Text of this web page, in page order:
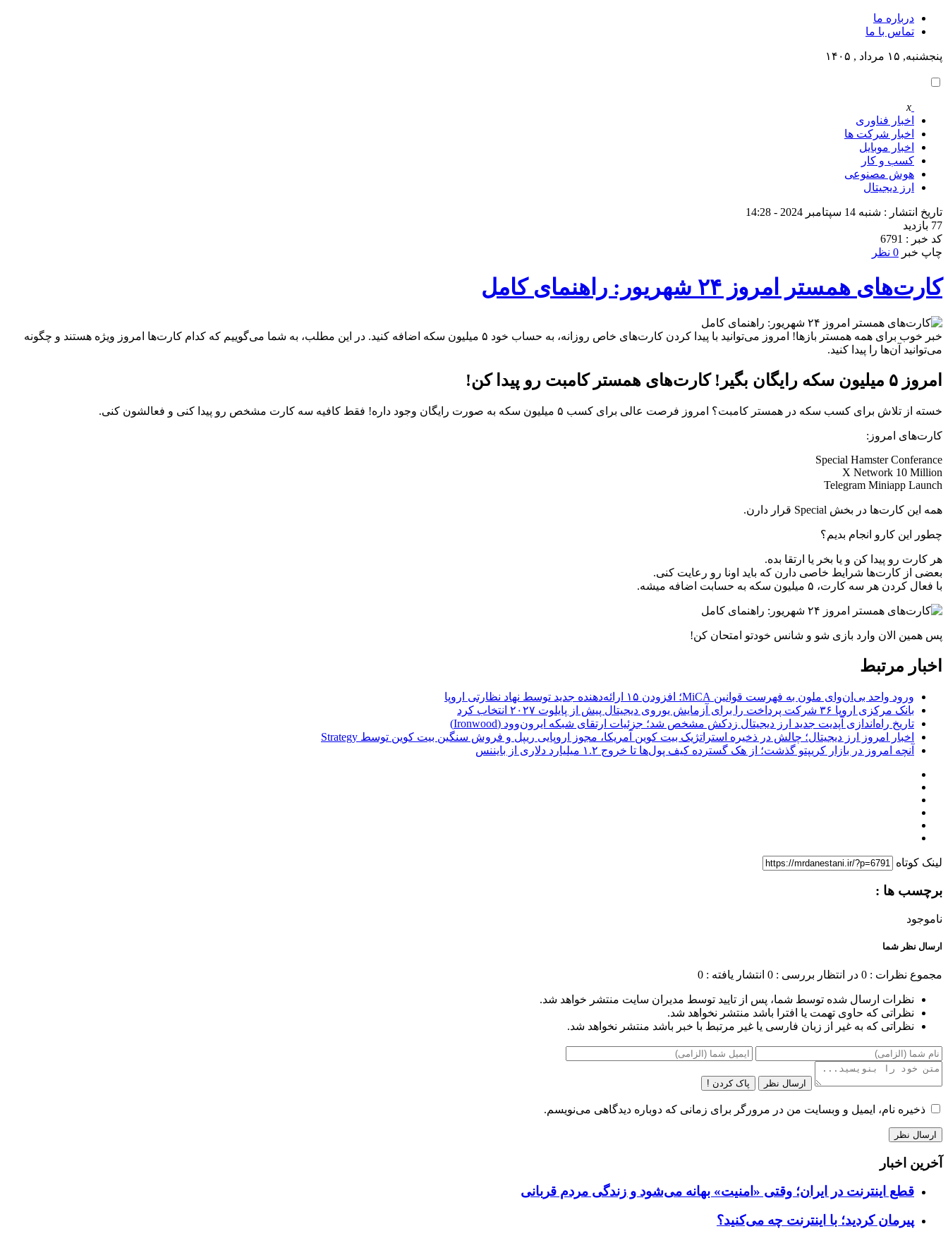
درباره ما
تماس با ما
پنجشنبه, ۱۵ مرداد , ۱۴۰۵
x
اخبار فناوری
اخبار شرکت ها
اخبار موبایل
کسب و کار
هوش مصنوعی
ارز دیجیتال
تاریخ انتشار : شنبه 14 سپتامبر 2024 - 14:28
77 بازدید
کد خبر : 6791
چاپ خبر 0 نظر
کارت‌های همستر امروز ۲۴ شهریور: راهنمای کامل
خبر خوب برای همه همستر بازها! امروز می‌توانید با پیدا کردن کارت‌های خاص روزانه، به حساب خود ۵ میلیون سکه اضافه کنید. در این مطلب، به شما می‌گوییم که کدام کارت‌ها امروز ویژه هستند و چگونه
می‌توانید آن‌ها را پیدا کنید.
امروز ۵ میلیون سکه رایگان بگیر! کارت‌های همستر کامبت رو پیدا کن!
خسته از تلاش برای کسب سکه در همستر کامبت؟ امروز فرصت عالی برای کسب ۵ میلیون سکه به صورت رایگان وجود داره! فقط کافیه سه کارت مشخص رو پیدا کنی و فعالشون کنی.
کارت‌های امروز:
Special Hamster Conferance
X Network 10 Million
Telegram Miniapp Launch
همه این کارت‌ها در بخش Special قرار دارن.
چطور این کارو انجام بدیم؟
هر کارت رو پیدا کن و یا بخر یا ارتقا بده.
بعضی از کارت‌ها شرایط خاصی دارن که باید اونا رو رعایت کنی.
با فعال کردن هر سه کارت، ۵ میلیون سکه به حسابت اضافه میشه.
پس همین الان وارد بازی شو و شانس خودتو امتحان کن!
اخبار مرتبط
ورود واحد بی‌ان‌وای ملون به فهرست قوانین MiCA؛ افزودن ۱۵ ارائه‌دهنده جدید توسط نهاد نظارتی اروپا
بانک مرکزی اروپا ۳۶ شرکت پرداخت را برای آزمایش یوروی دیجیتال پیش از پایلوت ۲۰۲۷ انتخاب کرد
تاریخ راه‌اندازی آپدیت جدید ارز دیجیتال زدکش مشخص شد؛ جزئیات ارتقای شبکه ایرون‌وود (Ironwood)
اخبار امروز ارز دیجیتال؛ چالش در ذخیره استراتژیک بیت کوین آمریکا، مجوز اروپایی ریپل و فروش سنگین بیت کوین توسط Strategy
آنچه امروز در بازار کریپتو گذشت؛ از هک گسترده کیف پول‌ها تا خروج ۱.۲ میلیارد دلاری از بایننس
لینک کوتاه
برچسب ها :
ناموجود
ارسال نظر شما
مجموع نظرات : 0 در انتظار بررسی : 0 انتشار یافته : 0
نظرات ارسال شده توسط شما، پس از تایید توسط مدیران سایت منتشر خواهد شد.
نظراتی که حاوی تهمت یا افترا باشد منتشر نخواهد شد.
نظراتی که به غیر از زبان فارسی یا غیر مرتبط با خبر باشد منتشر نخواهد شد.
ارسال نظر پاک کردن !
ذخیره نام، ایمیل و وبسایت من در مرورگر برای زمانی که دوباره دیدگاهی می‌نویسم.
آخرین اخبار
قطع اینترنت در ایران؛ وقتی «امنیت» بهانه می‌شود و زندگی مردم قربانی
پیرمان کردید؛ با اینترنت چه می‌کنید؟